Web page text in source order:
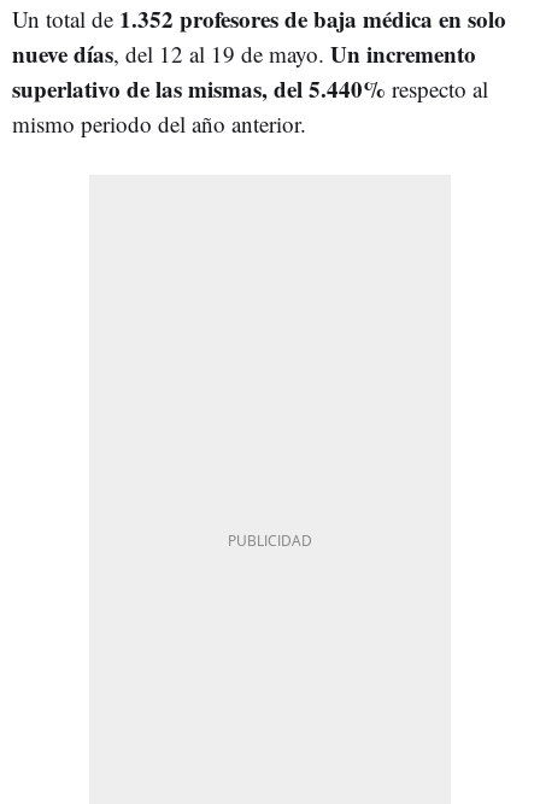
Un total de 1.352 profesores de baja médica en solo
nueve días, del 12 al 19 de mayo. Un incremento
superlativo de las mismas, del 5.440% respecto al
mismo periodo del año anterior.